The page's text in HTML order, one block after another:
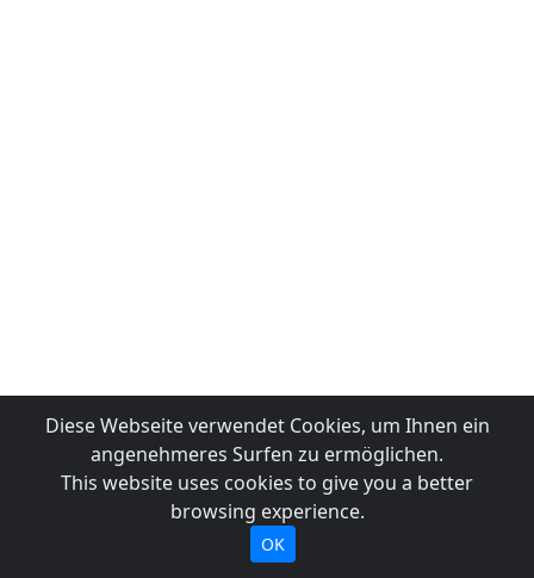
Diese Webseite verwendet Cookies, um Ihnen ein
angenehmeres Surfen zu ermöglichen.
This website uses cookies to give you a better
browsing experience.
OK